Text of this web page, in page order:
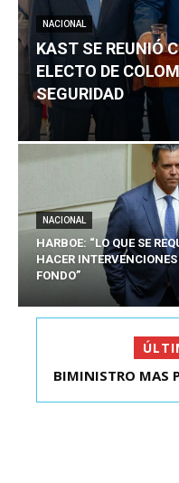
NACIONAL
KAST SE REUNIÓ
ELECTO DE
SEGURIDAD
NACIONAL
HARBOE: “LO QUE SE
HACER
FONDO”
KAST SE REUNIÓ
BIMINISTRO MAS